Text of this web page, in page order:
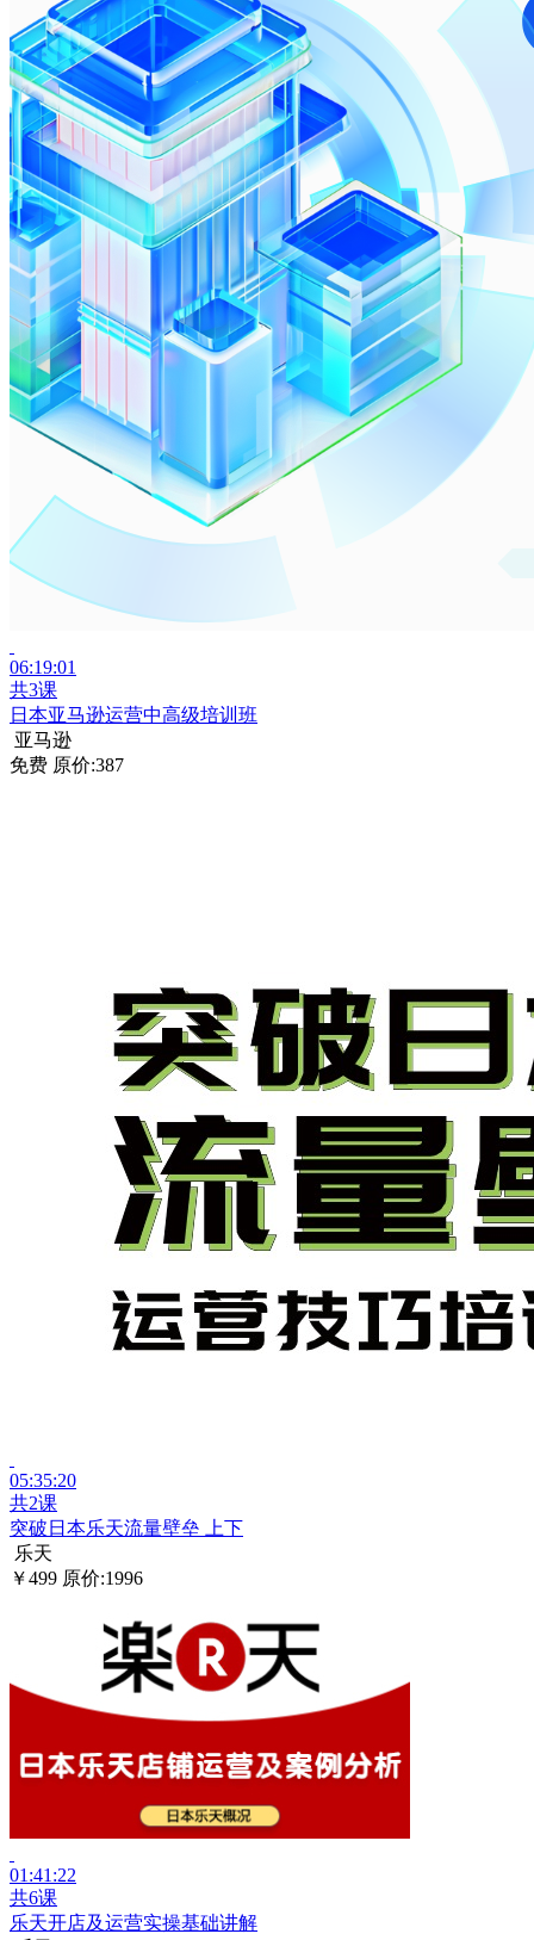
06:19:01
共3课
日本亚马逊运营中高级培训班
亚马逊
免费 原价:387
05:35:20
共2课
突破日本乐天流量壁垒 上下
乐天
￥499 原价:1996
01:41:22
共6课
乐天开店及运营实操基础讲解